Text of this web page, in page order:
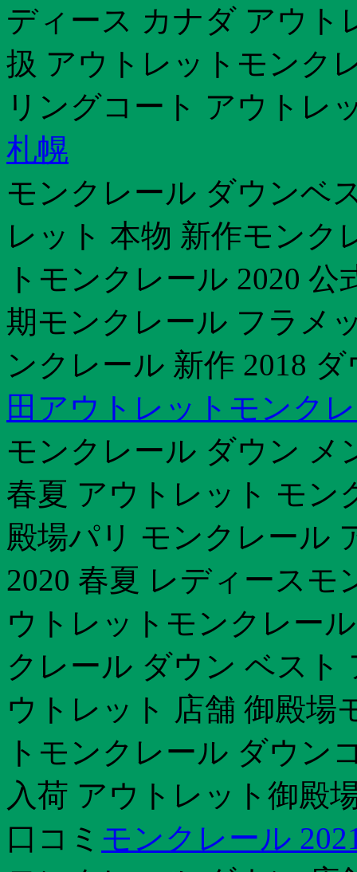
ディース カナダ アウト
扱 アウトレットモンク
リングコート アウトレ
札幌
モンクレール ダウンベ
レット 本物 新作モンク
トモンクレール 2020
期モンクレール フラメ
ンクレール 新作 2018
田アウトレットモンク
モンクレール ダウン メ
春夏 アウトレット モン
殿場パリ モンクレール
2020 春夏 レディース
ウトレットモンクレー
クレール ダウン ベスト
ウトレット 店舗 御殿場
トモンクレール ダウン
入荷 アウトレット御殿
口コミ モンクレール